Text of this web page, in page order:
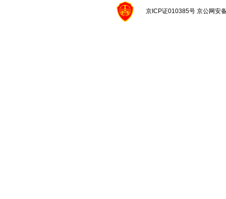
京ICP证010385号 京公网安